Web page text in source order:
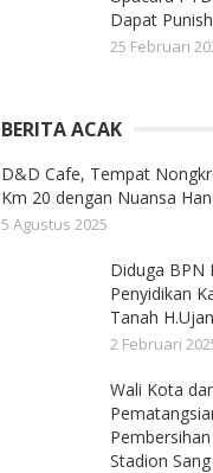
Dapat
25 Februari
BERITA ACAK
D&D Cafe, Tempat
Km 20 dengan Nuansa
5 Agustus 2025
Diduga BPN
Penyidikan
Tanah
2 Februari
Wali Kota
Stadion